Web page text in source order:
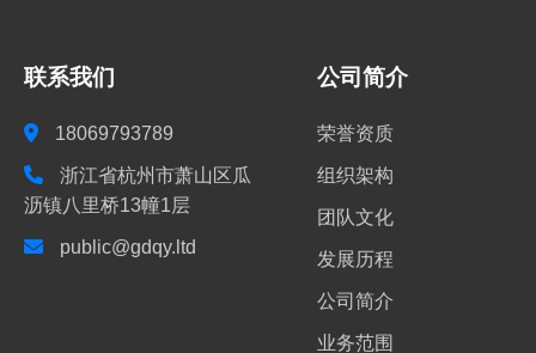
联系我们
18069793789
浙江省杭州市萧山区瓜
沥镇八里桥13幢1层
public@gdqy.ltd
公司简介
荣誉资质
组织架构
团队文化
发展历程
公司简介
业务范围